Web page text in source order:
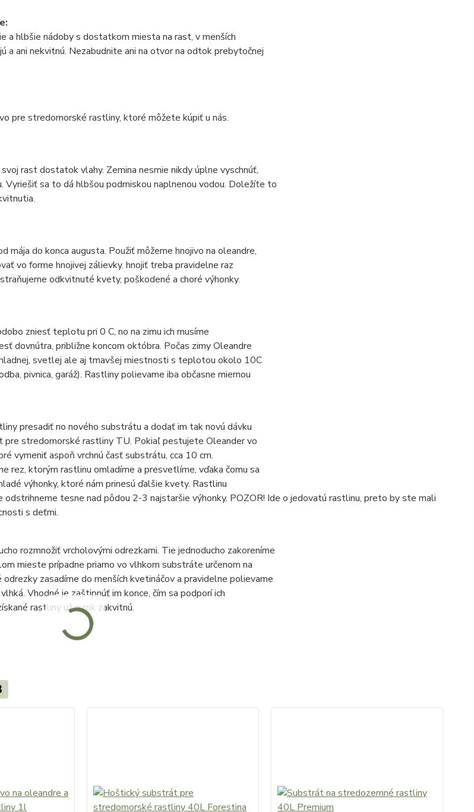
a hlbšie nádoby s dostatkom miesta na rast, v menších
a ani nekvitnú. Nezabudnite ani na otvor na odtok prebytočnej
pre stredomorské rastliny, ktoré môžete kúpiť u nás.
rast dostatok vlahy. Zemina nesmie nikdy úplne vyschnúť,
Vyriešiť sa to dá hlbšou podmiskou naplnenou vodou. Doležíte to
mája do konca augusta. Použiť môžeme hnojivo na oleandre,
vo forme hnojivej zálievky. hnojiť treba pravidelne raz
odkvitnuté kvety, poškodené a choré výhonky.
zniesť teplotu pri 0 C, no na zimu ich musíme
dovnútra, približne koncom októbra. Počas zimy Oleandre
svetlej ale aj tmavšej miestnosti s teplotou okolo 10C
pivnica, garáž). Rastliny polievame iba občasne miernou
presadiť no nového substrátu a dodať im tak novú dávku
pre stredomorské rastliny TU. Pokiaľ pestujete Oleander vo
vymeniť aspoň vrchnú časť substrátu, cca 10 cm.
rez, ktorým rastlinu omladíme a presvetlíme, vďaka čomu sa
výhonky, ktoré nám prinesú ďalšie kvety. Rastlinu
odstrihneme tesne nad pôdou 2-3 najstaršie výhonky. POZOR! Ide o jedovatú rastlinu, preto by ste mali
s deťmi.
rozmnožiť vrcholovými odrezkami. Tie jednoducho zakoreníme
mieste prípadne priamo vo vlhkom substráte určenom na
odrezky zasadíme do menších kvetináčov a pravidelne polievame
Vhodné je zaštipnúť im konce, čím sa podporí ich
rastliny už o rok zakvitnú.